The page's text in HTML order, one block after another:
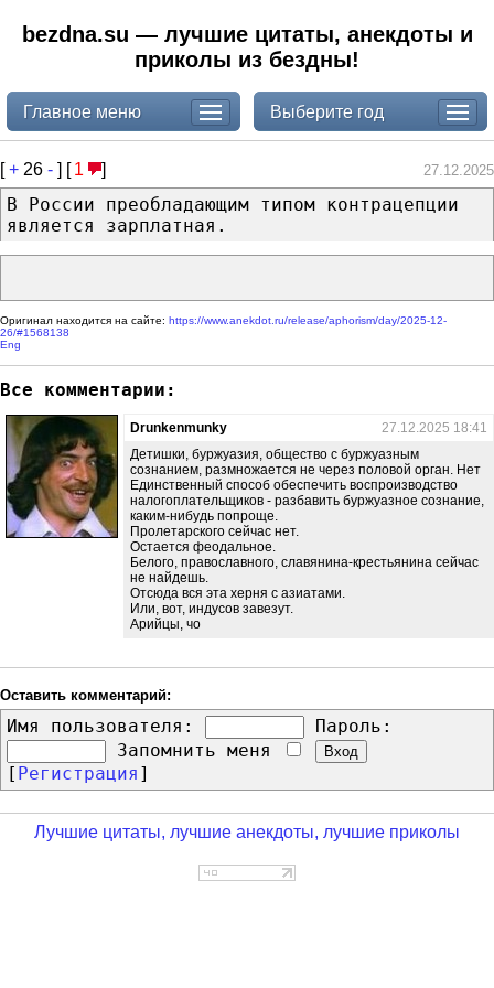
bezdna.su — лучшие цитаты, анекдоты и
приколы из бездны!
Главное меню Выберите год
[+ 26 - ] [ 1 ] 27.12.2025
В России преобладающим типом контрацепции
является зарплатная.
Оригинал находится на сайте: https://www.anekdot.ru/release/aphorism/day/2025-12-
26/#1568138
Eng
Все комментарии:
Drunkenmunky
27.12.2025 18:41
Детишки, буржуазия, общество с буржуазным
сознанием, размножается не через половой орган. Нет
Единственный способ обеспечить воспроизводство
налогоплательщиков - разбавить буржуазное сознание,
каким-нибудь попроще.
Пролетарского сейчас нет.
Остается феодальное.
Белого, православного, славянина-крестьянина сейчас
не найдешь.
Отсюда вся эта херня с азиатами.
Или, вот, индусов завезут.
Арийцы, чо
Оставить комментарий:
Имя пользователя:
Пароль:
Запомнить меня
[ Регистрация ]
Лучшие цитаты, лучшие анекдоты, лучшие приколы